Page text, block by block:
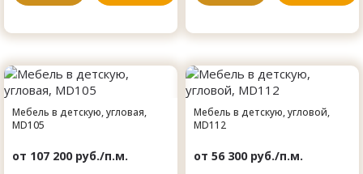
Мебель в детскую, угловая,
MD105
от 107 200 руб./п.м.
Мебель в детскую, угловой,
MD112
от 56 300 руб./п.м.